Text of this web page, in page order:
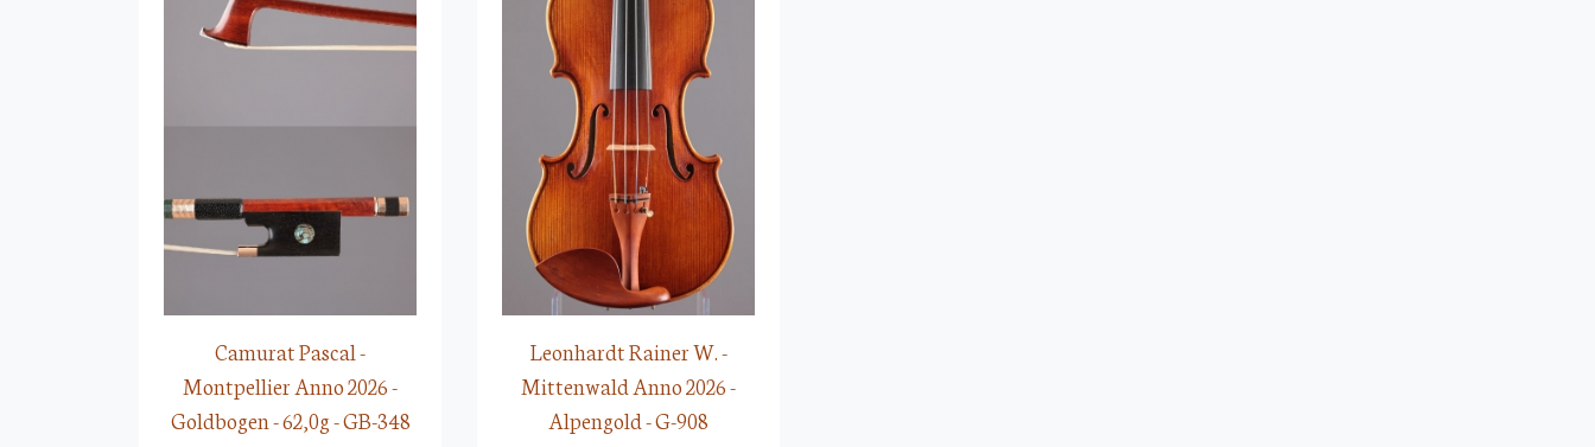
Camurat Pascal -
Montpellier Anno 2026 -
Goldbogen - 62,0g - GB-348
Leonhardt Rainer W. -
Mittenwald Anno 2026 -
Alpengold - G-908